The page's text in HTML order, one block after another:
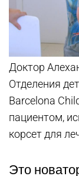
Доктор
Отделения
Barcelona
пациентом,
корсет для
Это